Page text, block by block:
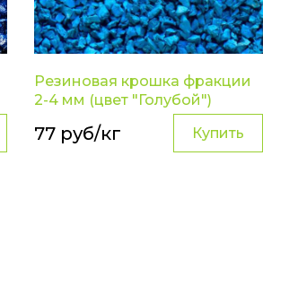
Резиновая крошка фракции
2-4 мм (цвет "Голубой")
77 руб/кг Купить